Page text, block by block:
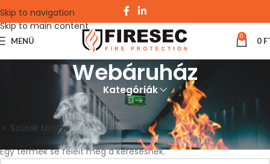
Skip to navigation
Skip to main content
MENÜ 0 0
Webáruház
Kategóriák
Webáruház
Szűrők törlése Amerex
Egy termék se felelt meg a keresésnek.